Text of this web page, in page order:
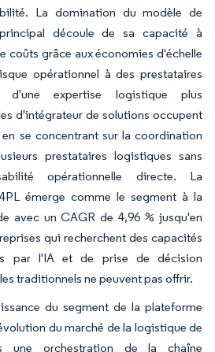
La domination du modèle de
découle de sa capacité à
coûts grâce aux économies d'échelle
opérationnel à des prestataires
d'une expertise logistique plus
d'intégrateur de solutions occupent
se concentrant sur la coordination
prestataires logistiques sans
opérationnelle directe. La
émerge comme le segment à la
avec un CAGR de 4,96 % jusqu'en
qui recherchent des capacités
par l'IA et de prise de décision
traditionnels ne peuvent pas offrir.
du segment de la plateforme
du marché de la logistique de
une orchestration de la chaîne